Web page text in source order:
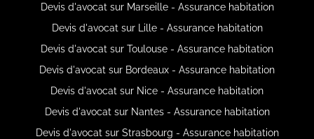
Devis d'avocat sur Marseille - Assurance habitation
Devis d'avocat sur Lille - Assurance habitation
Devis d'avocat sur Toulouse - Assurance habitation
Devis d'avocat sur Bordeaux - Assurance habitation
Devis d'avocat sur Nice - Assurance habitation
Devis d'avocat sur Nantes - Assurance habitation
Devis d'avocat sur Strasbourg - Assurance habitation